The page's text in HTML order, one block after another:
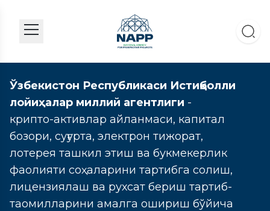
Ўзбекистон Республикаси Истиқболли
лойиҳалар миллий агентлиги -
крипто-активлар айланмаси, капитал
бозори, суғурта, электрон тижорат,
лотерея ташкил этиш ва букмекерлик
фаолияти соҳаларини тартибга солиш,
лицензиялаш ва рухсат бериш тартиб-
таомилларини амалга ошириш бўйича